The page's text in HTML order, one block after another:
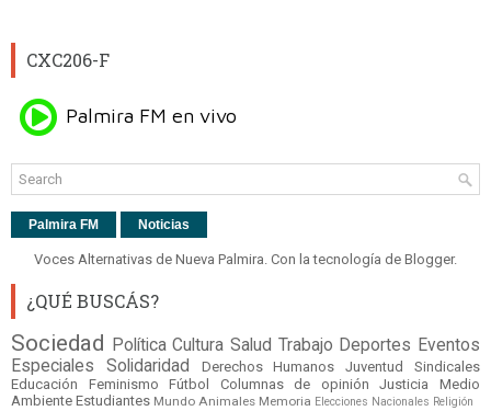
CXC206-F
Palmira FM Noticias
Voces Alternativas de Nueva Palmira. Con la tecnología de Blogger.
¿QUÉ BUSCÁS?
Sociedad Política Cultura Salud Trabajo Deportes Eventos
Especiales
Solidaridad Derechos Humanos Juventud
Sindicales
Educación
Feminismo Fútbol Columnas de opinión Justicia
Medio
Ambiente Estudiantes Mundo Animales Memoria Elecciones Nacionales Religión